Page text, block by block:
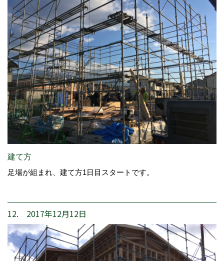
建て方
足場が組まれ、建て方1日目スタートです。
12. 2017年12月12日